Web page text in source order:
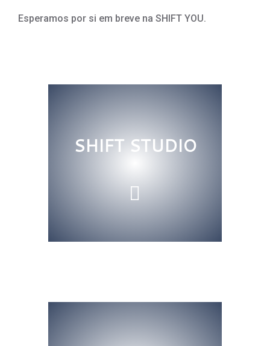
Esperamos por si em breve na SHIFT YOU.
SHIFT STUDIO